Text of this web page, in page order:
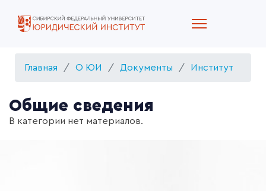
Главная О ЮИ Документы Институт
Общие сведения
В категории нет материалов.